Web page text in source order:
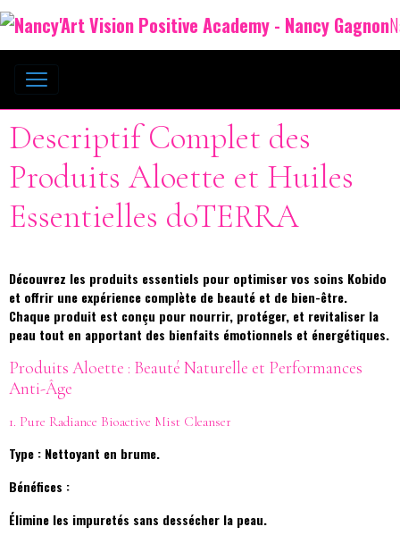
Descriptif Complet des
Produits Aloette et Huiles
Essentielles doTERRA
Découvrez les produits essentiels pour optimiser vos soins Kobido
et offrir une expérience complète de beauté et de bien-être.
Chaque produit est conçu pour nourrir, protéger, et revitaliser la
peau tout en apportant des bienfaits émotionnels et énergétiques.
Produits Aloette : Beauté Naturelle et Performances
Anti-Âge
1. Pure Radiance Bioactive Mist Cleanser
Type : Nettoyant en brume.
Bénéfices :
Élimine les impuretés sans dessécher la peau.